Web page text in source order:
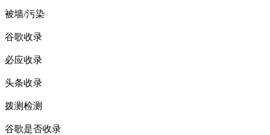
被墙/污染
谷歌收录
必应收录
头条收录
拨测检测
谷歌是否收录